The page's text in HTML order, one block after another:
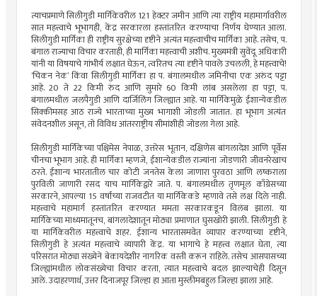
त्याचप्रमाणे सिलीगुडी मार्गिकेवरील 121 हेक्टर जमीन आणि त्या राष्ट्रीय महामार्गावरील
सात महत्त्वाचे भूभागही, केंद्र सरकारला हस्तांतरित करण्याचा निर्णय घेण्यात आला.
सिलीगुडी मार्गिका ही राष्ट्रीय सुरक्षेच्या दृष्टीने अत्यंत महत्त्वाचीच मार्गिका आहे. तसेच, प.
बंगाल राज्याचा विचार करताही, ही मार्गिका महत्त्वाची अशीच. मुख्यमंत्री सुवेंदू अधिकारी
यांनी या विषयाचे गांभीर्य लक्षात घेऊन, त्वरितच त्या दृष्टीने पावले उचलली, हे महत्त्वाचे!
‌‘चिकन नेक‌’ किंवा सिलीगुडी मार्गिका हा प. बंगालमधील जमिनीचा एक अरुंद पट्टा
आहे. 20 ते 22 किमी रुंद आणि सुमारे 60 किमी लांब असलेला हा पट्टा, प.
बंगालमधील जलपैगुडी आणि दार्जिलिंग जिल्ह्यात आहे. या मार्गिकेमुळे ईशान्येकडील
सिक्कीमसह आठ राज्ये भारताच्या मुख्य भागाशी जोडली जातात. हा भूभाग अत्यंत
संवेदनशील असून, तो विविध आंतरराष्ट्रीय सीमांशीही जोडला गेला आहे.
सिलीगुडी मार्गिकेच्या पश्चिमेस नेपाळ, उत्तरेस भूतान, दक्षिणेस बांगलादेश आणि पूर्वेस
चीनचा भूभाग आहे. ही मार्गिका म्हणजे, ईशान्येकडील राज्यांना जोडणारी जीवनरेखाच
ठरते. ईशान्य भारतातील चार कोटी जनतेस केला जाणारा पुरवठा आणि लष्कराला
पुरविली जाणारी रसद याच मार्गिकेद्वारे जाते. प. बंगालमधील तृणमूल काँग्रेसच्या
सरकारने, आपल्या 15 वर्षांच्या राजवटीत या मार्गिकेकडे म्हणावे तसे लक्ष दिले नाही.
महत्त्वाचे महामार्ग हस्तांतरित करण्यात ममता सरकारकडून विलंब झाला. या
मार्गिकेच्या माध्यमातूनच, बांगलादेशातून मोठ्या प्रमाणात घुसखोरी झाली. सिलीगुडी हे
या मार्गिकेवरील महत्त्वाचे शहर. ईशान्य भारतासमवेत व्यापार करण्याच्या दृष्टीने,
सिलीगुडी हे अत्यंत महत्त्वाचे व्यापारी केंद्र. या भागाचे हे महत्त्व लक्षात घेता, त्या
परिसरात मोठ्या संख्येने बेकायदेशीर नागरिक वस्ती करून राहिले. तसेच आसपासच्या
जिल्ह्यांमधील लोकसंख्येचा विचार करता, त्यात महत्त्वाचे बदल झाल्याचेही दिसून
आले. उदाहरणार्थ, उत्तर दिनाजपूर जिल्हा हा आता मुस्लीमबहुल जिल्हा झाला आहे.